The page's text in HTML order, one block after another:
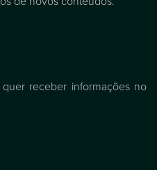
receber informações no